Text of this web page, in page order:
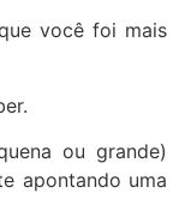
você foi mais
ou grande)
apontando uma